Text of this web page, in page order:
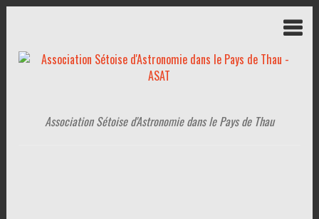
Association Sétoise d'Astronomie dans le Pays de Thau